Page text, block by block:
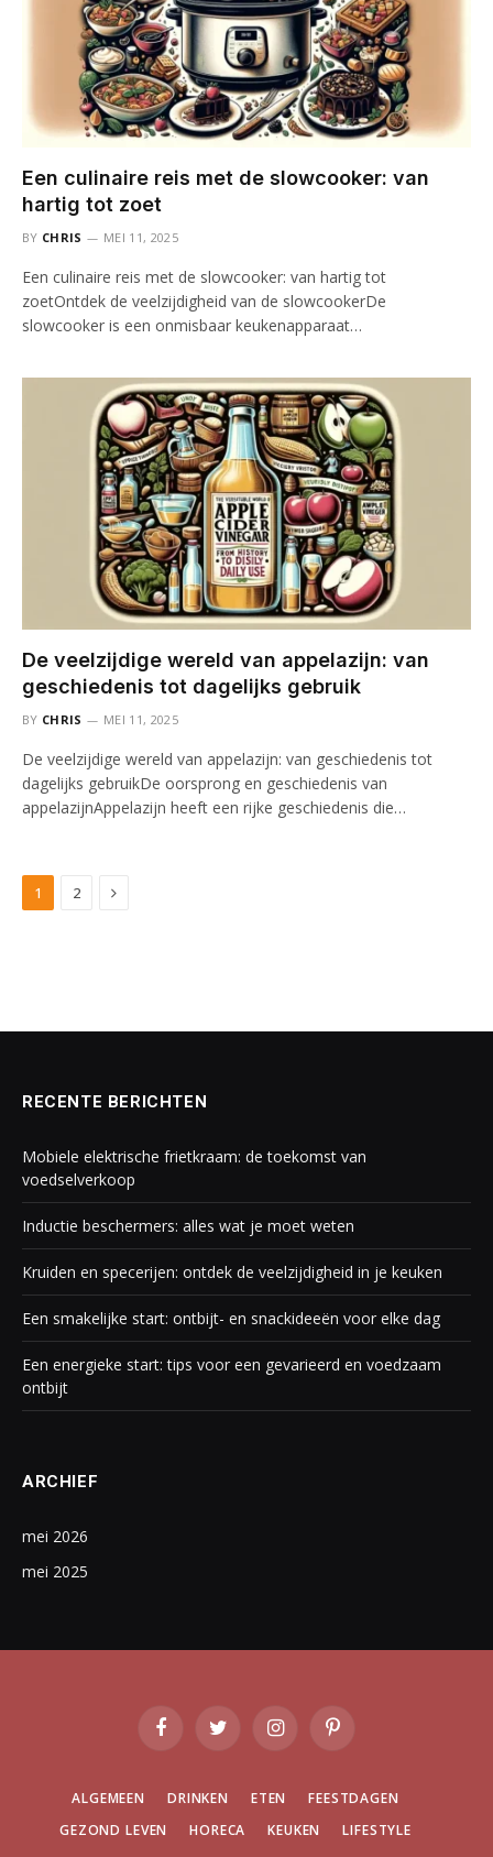
Een culinaire reis met de slowcooker: van
hartig tot zoet
BY CHRIS MEI 11, 2025
Een culinaire reis met de slowcooker: van hartig tot
zoetOntdek de veelzijdigheid van de slowcookerDe
slowcooker is een onmisbaar keukenapparaat…
De veelzijdige wereld van appelazijn: van
geschiedenis tot dagelijks gebruik
BY CHRIS MEI 11, 2025
De veelzijdige wereld van appelazijn: van geschiedenis tot
dagelijks gebruikDe oorsprong en geschiedenis van
appelazijnAppelazijn heeft een rijke geschiedenis die…
1 2 Next
RECENTE BERICHTEN
Mobiele elektrische frietkraam: de toekomst van
voedselverkoop
Inductie beschermers: alles wat je moet weten
Kruiden en specerijen: ontdek de veelzijdigheid in je keuken
Een smakelijke start: ontbijt- en snackideeën voor elke dag
Een energieke start: tips voor een gevarieerd en voedzaam
ontbijt
ARCHIEF
mei 2026
mei 2025
FacebookTwitter InstagramPinterest
ALGEMEEN DRINKEN ETEN
FEESTDAGEN
GEZOND LEVEN
HORECA KEUKEN
LIFESTYLE